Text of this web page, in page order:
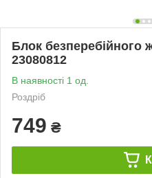
Блок безперебійного
23080812
В наявності 1 од.
Роздріб
749 ₴